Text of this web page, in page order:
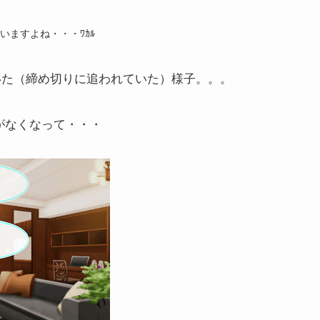
ますよね・・・ﾜｶﾙ
（締め切りに追われていた）様子。。。
くなって・・・